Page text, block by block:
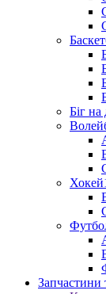
Біг на
Хокей
Запчастини